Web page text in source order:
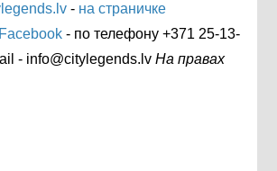
- на страничке
- по телефону +371 25-13-
- info@citylegends.lvНа правах